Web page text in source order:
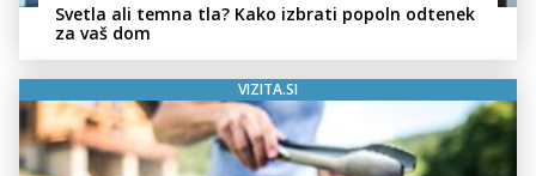
Svetla ali temna tla? Kako izbrati popoln odtenek
za vaš dom
VIZITA.SI